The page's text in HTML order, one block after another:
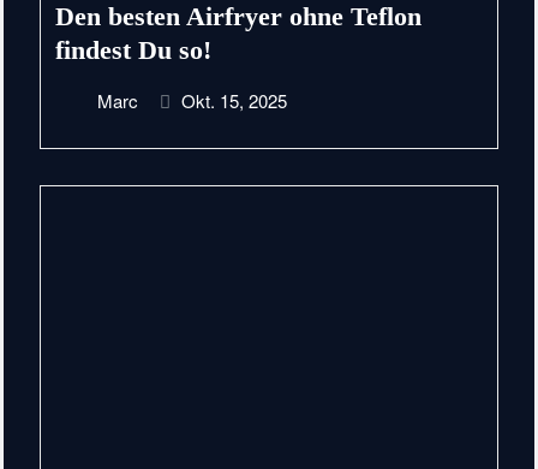
Den besten Airfryer ohne Teflon
findest Du so!
Marc Okt. 15, 2025